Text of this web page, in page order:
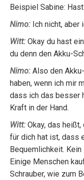
Beispiel Sabine:
Nimo: Ich nicht, aber
Witt: Okay du hast
du denn den Akku-
Nimo: Also den
haben, wenn ich mir
dass ich das besser
Kraft in der Hand.
Witt: Okay, das
für dich hat ist, dass
Bequemlichkeit.
Einige Menschen
Schrauber, wie zum